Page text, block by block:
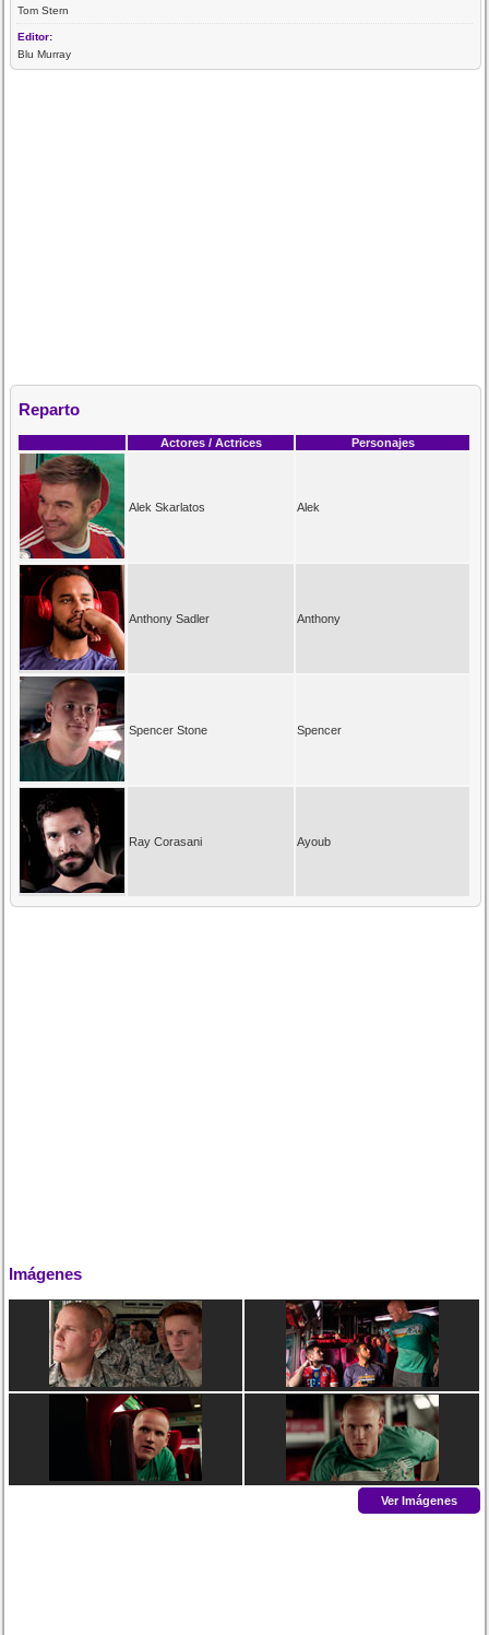
Tom Stern
Editor:
Blu Murray
Reparto
Actores / Actrices Personajes
Alek Skarlatos Alek
Anthony Sadler Anthony
Spencer Stone Spencer
Ray Corasani Ayoub
Imágenes
Ver Imágenes